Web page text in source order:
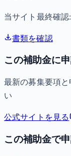
当サイト最終確認:
書類を確認
この補助金に
最新の募集要項
い
公式サイトを見る
この補助金で